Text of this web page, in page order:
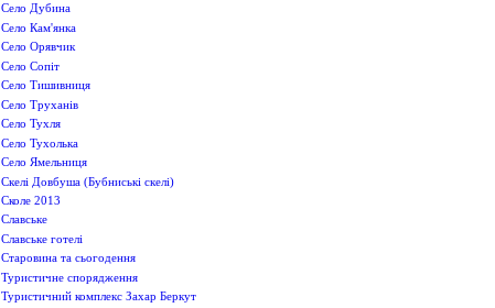
Село Дубина
Село Кам'янка
Село Орявчик
Село Сопіт
Село Тишивниця
Село Труханів
Село Тухля
Село Тухолька
Село Ямельниця
Скелі Довбуша (Бубниські скелі)
Сколе 2013
Славське
Славське готелі
Старовина та сьогодення
Туристичне спорядження
Туристичний комплекс Захар Беркут